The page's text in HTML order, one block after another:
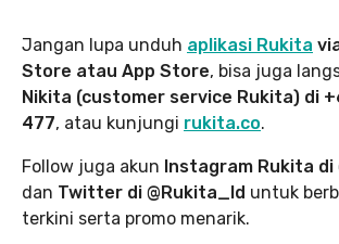
Jangan lupa unduh aplikasi Rukita
Store atau App Store, bisa juga
Nikita (customer service Rukita) di
477, atau kunjungi rukita.co.
Follow juga akun Instagram Rukita di
dan Twitter di @Rukita_Id untuk
terkini serta promo menarik.